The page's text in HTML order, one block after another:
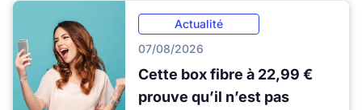
Actualité
07/08/2026
Cette box fibre à 22,99 €
prouve qu’il n’est pas